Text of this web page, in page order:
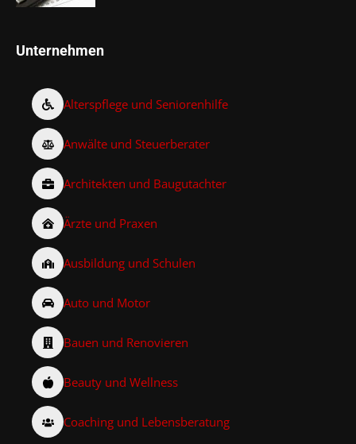
Unternehmen
Alterspflege und Seniorenhilfe
Anwälte und Steuerberater
Architekten und Baugutachter
Ärzte und Praxen
Ausbildung und Schulen
Auto und Motor
Bauen und Renovieren
Beauty und Wellness
Coaching und Lebensberatung